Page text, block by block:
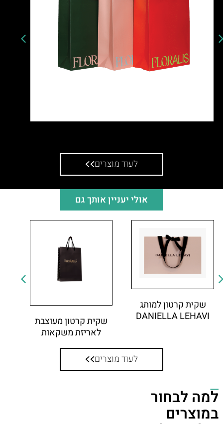
לעוד מוצרים
אולי יעניין אותך גם
שקית קרטון למותג
DANIELLA LEHAVI
שקית קרטון מעוצבת
לאריזת משקאות
לעוד מוצרים
למה לבחור
במוצרים